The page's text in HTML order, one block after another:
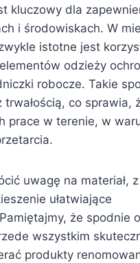
kluczowy dla
i środowiskach. W
istotne jest
odzieży
robocze. Takie
co sprawia,
prace w terenie, w
uwagę na materiał,
ułatwiające
że spodnie
wszystkim
produkty